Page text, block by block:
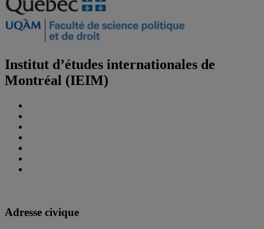
Institut d’études internationales de
Montréal (IEIM)
Adresse civique